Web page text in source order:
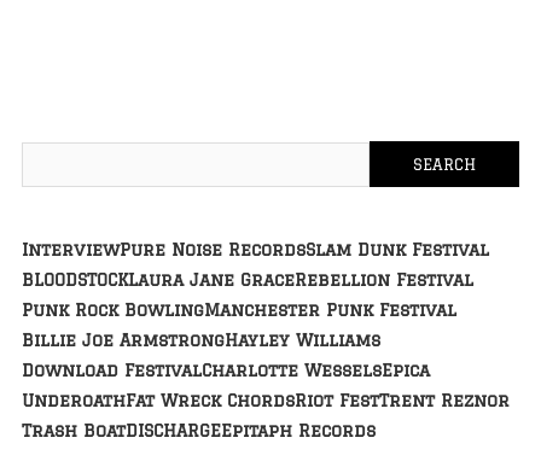
InterviewPure Noise RecordsSlam Dunk Festival
BLOODSTOCKLaura Jane GraceRebellion Festival
Punk Rock BowlingManchester Punk Festival
Billie Joe ArmstrongHayley Williams
Download FestivalCharlotte WesselsEpica
UnderoathFat Wreck ChordsRiot FestTrent Reznor
Trash BoatDISCHARGEEpitaph Records